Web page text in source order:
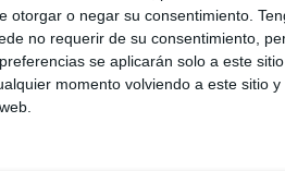
otorgar o negar su consentimiento.
no requerir de su consentimiento,
se aplicarán solo a este
momento volviendo a este sitio
por ellas y por el
plasmado en el pacto
europeo es preciso un enfoque